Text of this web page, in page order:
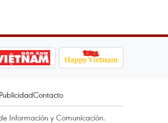
PublicidadContacto
Información y Comunicación.